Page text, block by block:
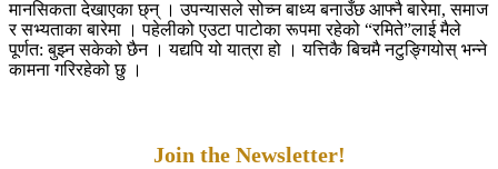
मानसिकता देखाएका छ्न् । उपन्यासले सोच्न बाध्य बनाउँछ आफ्नै बारेमा, समाज
र सभ्यताका बारेमा । पहेलीको एउटा पाटोका रूपमा रहेको “रमिते”लाई मैले
पूर्णत: बुझ्न सकेको छैन । यद्यपि यो यात्रा हो । यत्तिकै बिचमै नटुङ्गियोस् भन्ने
कामना गरिरहेको छु ।
Join the Newsletter!